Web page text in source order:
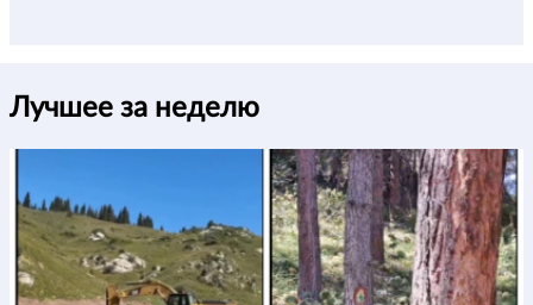
Лучшее за неделю